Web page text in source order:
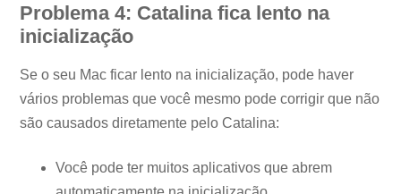
Problema 4: Catalina fica lento na
inicialização
Se o seu Mac ficar lento na inicialização, pode haver
vários problemas que você mesmo pode corrigir que não
são causados ​​diretamente pelo Catalina:
Você pode ter muitos aplicativos que abrem